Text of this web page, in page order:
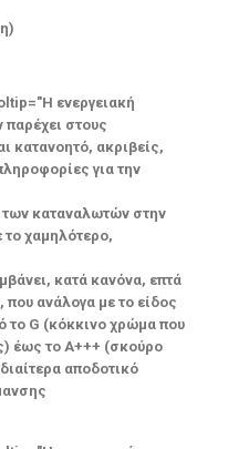
ενεργειακή
στους
κατανοητό, ακριβείς,
για την
των καταναλωτών στην
το χαμηλότερο,
κατά κανόνα, επτά
ανάλογα με το είδος
το G (κόκκινο χρώμα που
έως το Α+++ (σκούρο
αποδοτικό